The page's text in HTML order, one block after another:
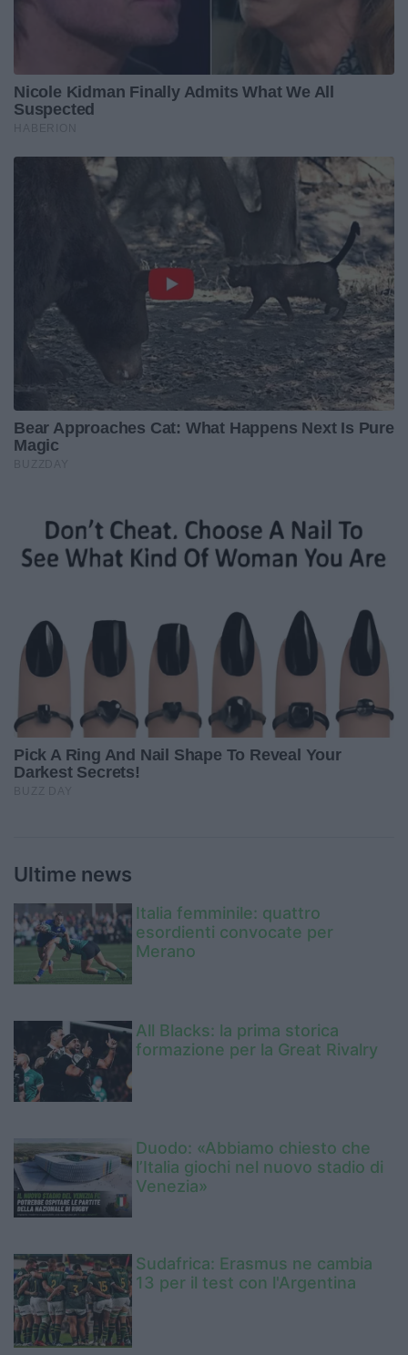
Ultime news
Italia femminile: quattro
esordienti convocate per
Merano
All Blacks: la prima storica
formazione per la Great Rivalry
Duodo: «Abbiamo chiesto che
l’Italia giochi nel nuovo stadio di
Venezia»
Sudafrica: Erasmus ne cambia
13 per il test con l'Argentina